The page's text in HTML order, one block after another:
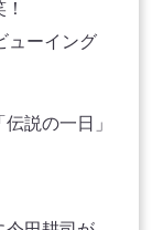
ューイング
説の一日」